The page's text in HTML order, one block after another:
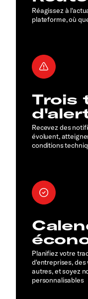
Réagissez à
plateforme, où
Trois
Recevez des
évoluent,
conditions
Planifiez votre
d'entreprises,
autres, et soyez
personnalisables